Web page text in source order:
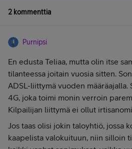
2 kommenttia
Purnipsi
En edusta Teliaa, mutta olin itse
tilanteessa joitain vuosia sitten.
ADSL-liittymä vuoden
4G, joka toimi monin verroin
Kilpailijan liittymä ei ollut
Jos taas olisi jokin taloyhtiö, jossa
kaapelista valokuituun, niin silloin